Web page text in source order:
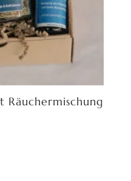
Räuchermischung